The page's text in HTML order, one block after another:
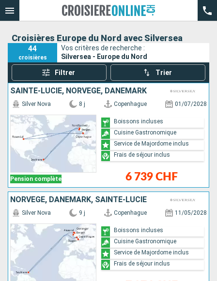
Croisières Europe du Nord avec Silversea
44
croisières
Vos critères de recherche :
Silversea - Europe du Nord
Filtrer Trier
SAINTE-LUCIE, NORVÈGE, DANEMARK
Pension complète
Silver Nova 8 j Copenhague 01/07/2028
6 739 CHF
Boissons incluses
Cuisine Gastronomique
Service de Majordome inclus
Frais de séjour inclus
NORVÈGE, DANEMARK, SAINTE-LUCIE
Silver Nova 9 j Copenhague 11/05/2028
Boissons incluses
Cuisine Gastronomique
Service de Majordome inclus
Frais de séjour inclus